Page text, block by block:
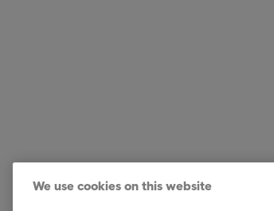
Services
We use cookies on this website